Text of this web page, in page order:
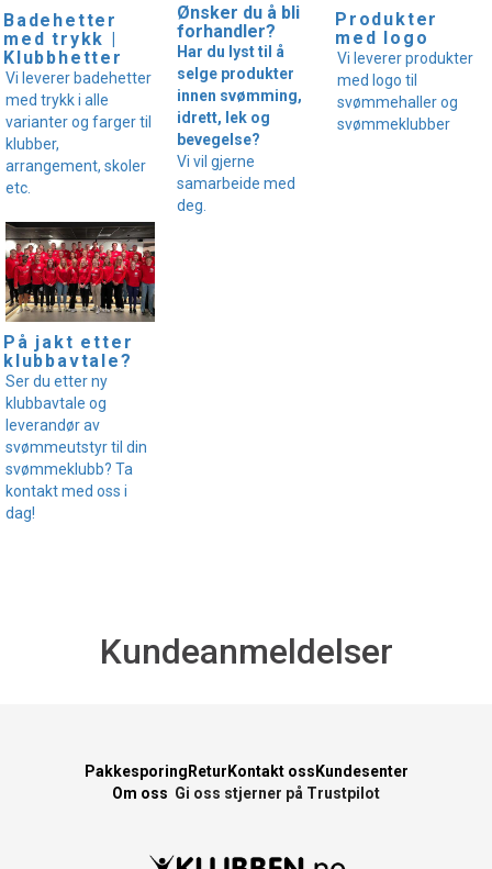
Badehetter
med trykk |
Klubbhetter
Vi leverer badehetter
med trykk i alle
varianter og farger til
klubber,
arrangement, skoler
etc.
Ønsker du å bli
forhandler?
Har du lyst til å
selge produkter
innen svømming,
idrett, lek og
bevegelse?
Vi vil gjerne
samarbeide med
deg.
Produkter
med logo
Vi leverer produkter
med logo til
svømmehaller og
svømmeklubber
På jakt etter
klubbavtale?
Ser du etter ny
klubbavtale og
leverandør av
svømmeutstyr til din
svømmeklubb? Ta
kontakt med oss i
dag!
Kundeanmeldelser
Pakkesporing Retur Kontakt oss Kundesenter
Om oss Gi oss stjerner på Trustpilot